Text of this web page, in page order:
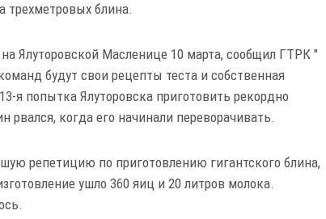
трехметровых блина.
Ялуторовской Масленице 10 марта, сообщил ГТРК "
будут свои рецепты теста и собственная
я попытка Ялуторовска приготовить рекордно
когда его начинали переворачивать.
репетицию по приготовлению гигантского блина,
ушло 360 яиц и 20 литров молока.